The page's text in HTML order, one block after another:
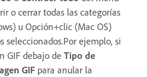
o cerrar todas las categorías
u Opción+clic (Mac OS)
seleccionados.Por ejemplo, si
GIF debajo de Tipo de
GIF para anular la